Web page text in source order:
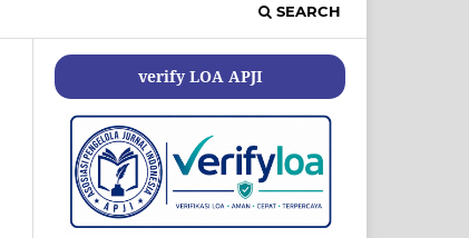
SEARCH
verify LOA APJI